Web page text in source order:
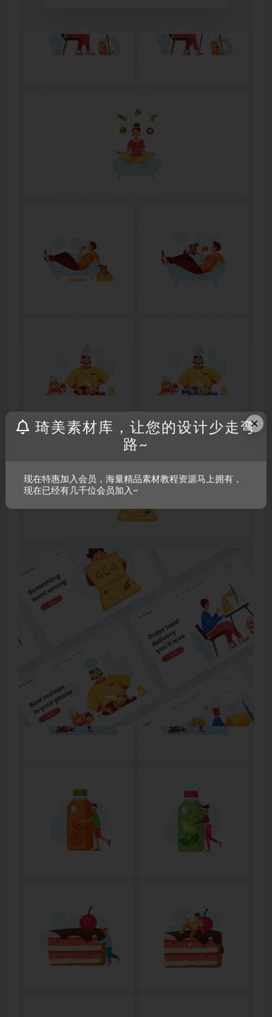
×
琦美素材库，让您的设计少走弯
路~
现在特惠加入会员，海量精品素材教程资源马上拥有，
现在已经有几千位会员加入~